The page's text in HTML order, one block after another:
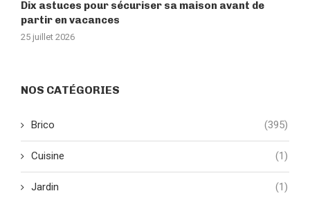
Dix astuces pour sécuriser sa maison avant de
partir en vacances
25 juillet 2026
NOS CATÉGORIES
Brico (395)
Cuisine (1)
Jardin (1)